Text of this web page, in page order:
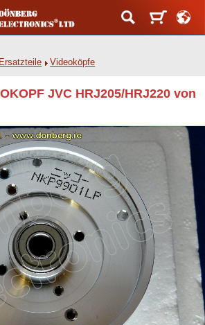
Videoköpfe
JVC HRJ205/HRJ220 von